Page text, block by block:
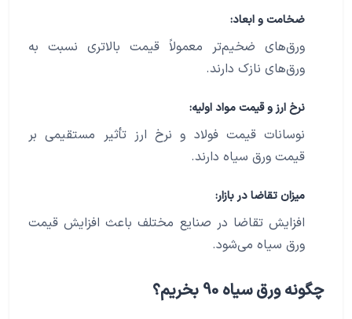
ضخامت و ابعاد:
ورق‌های ضخیم‌تر معمولاً قیمت بالاتری نسبت به
ورق‌های نازک دارند.
نرخ ارز و قیمت مواد اولیه:
نوسانات قیمت فولاد و نرخ ارز تأثیر مستقیمی بر
قیمت ورق سیاه دارند.
میزان تقاضا در بازار:
افزایش تقاضا در صنایع مختلف باعث افزایش قیمت
ورق سیاه می‌شود.
چگونه ورق سیاه 90 بخریم؟